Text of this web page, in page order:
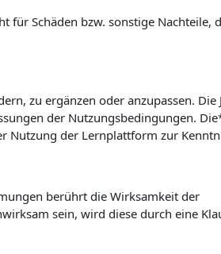
für Schäden bzw. sonstige Nachteile,
zu ergänzen oder anzupassen. Die
der Nutzungsbedingungen.
Nutzung der Lernplattform zur
berührt die Wirksamkeit der
sein, wird diese durch eine